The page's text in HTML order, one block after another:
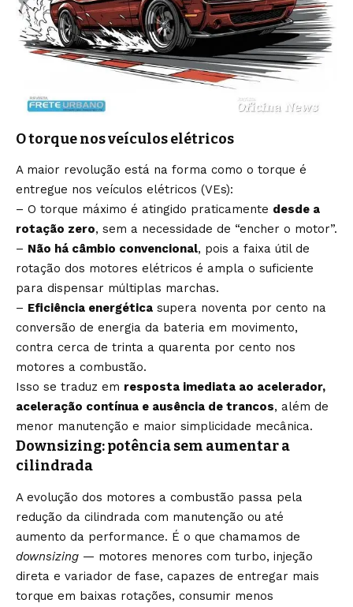
O torque nos veículos elétricos
A maior revolução está na forma como o torque é
entregue nos veículos elétricos (VEs):
– O torque máximo é atingido praticamente desde a
rotação zero, sem a necessidade de “encher o motor”.
– Não há câmbio convencional, pois a faixa útil de
rotação dos motores elétricos é ampla o suficiente
para dispensar múltiplas marchas.
– Eficiência energética supera noventa por cento na
conversão de energia da bateria em movimento,
contra cerca de trinta a quarenta por cento nos
motores a combustão.
Isso se traduz em resposta imediata ao acelerador,
aceleração contínua e ausência de trancos, além de
menor manutenção e maior simplicidade mecânica.
Downsizing: potência sem aumentar a
cilindrada
A evolução dos motores a combustão passa pela
redução da cilindrada com manutenção ou até
aumento da performance. É o que chamamos de
downsizing — motores menores com turbo, injeção
direta e variador de fase, capazes de entregar mais
torque em baixas rotações, consumir menos